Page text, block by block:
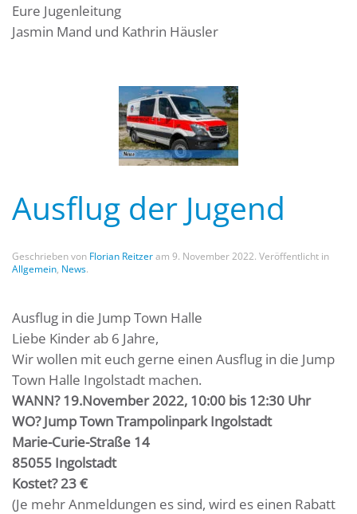
Eure Jugenleitung
Jasmin Mand und Kathrin Häusler
Ausflug der Jugend
Geschrieben von Florian Reitzeram 9. November 2022. Veröffentlicht in
Allgemein, News.
Ausflug in die Jump Town Halle
Liebe Kinder ab 6 Jahre,
Wir wollen mit euch gerne einen Ausflug in die Jump
Town Halle Ingolstadt machen.
WANN? 19.November 2022, 10:00 bis 12:30 Uhr
WO? Jump Town Trampolinpark Ingolstadt
Marie-Curie-Straße 14
85055 Ingolstadt
Kostet? 23 €
(Je mehr Anmeldungen es sind, wird es einen Rabatt